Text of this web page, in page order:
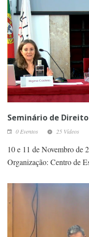
Seminário de
0 Eventos 25 Vídeos
10 e 11 de Novembro de
Organização: Centro de